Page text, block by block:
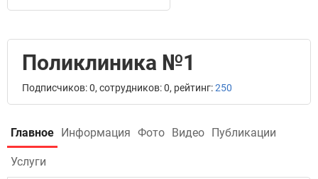
Поликлиника №1
Подписчиков: 0, сотрудников: 0, рейтинг:250
Главное Информация Фото Видео Публикации
Услуги